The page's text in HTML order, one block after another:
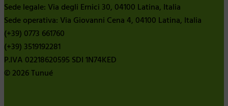
Sede legale: Via degli Ernici 30, 04100 Latina, Italia
Sede operativa: Via Giovanni Cena 4, 04100 Latina, Italia
(+39) 0773 661760
(+39) 3519192281
P.IVA 02218620595 SDI 1N74KED
© 2026 Tunué